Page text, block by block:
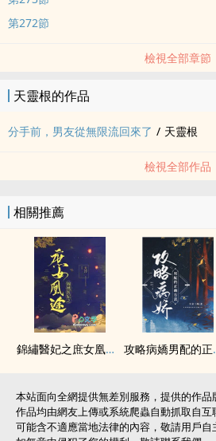
第272節
檢視全部章節
天靈根的作品
分手前，男友從無限流回來了 / 天靈根
檢視全部作品
相關推薦
錦繡醫妃之庶女凰途楚千塵 攻略
本站面向全網提供無差別服務，提供的作品
作品均由網友上傳或系統爬蟲自動抓取自互
可能含不適應當地法律的內容，敬請用戶自